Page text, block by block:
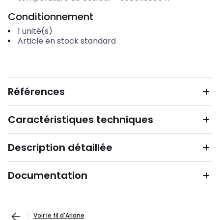
Conditionnement
1 unité(s)
Article en stock standard
Références
Caractéristiques techniques
Description détaillée
Documentation
Voir le fil d'Ariane